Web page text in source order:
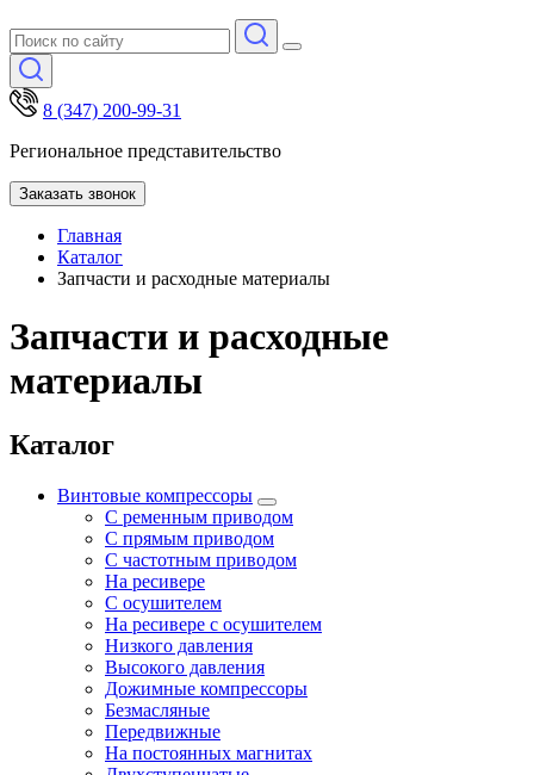
8 (347) 200-99-31
Региональное представительство
Заказать звонок
Главная
Каталог
Запчасти и расходные материалы
Запчасти и расходные
материалы
Каталог
Винтовые компрессоры
С ременным приводом
С прямым приводом
С частотным приводом
На ресивере
С осушителем
На ресивере с осушителем
Низкого давления
Высокого давления
Дожимные компрессоры
Безмасляные
Передвижные
На постоянных магнитах